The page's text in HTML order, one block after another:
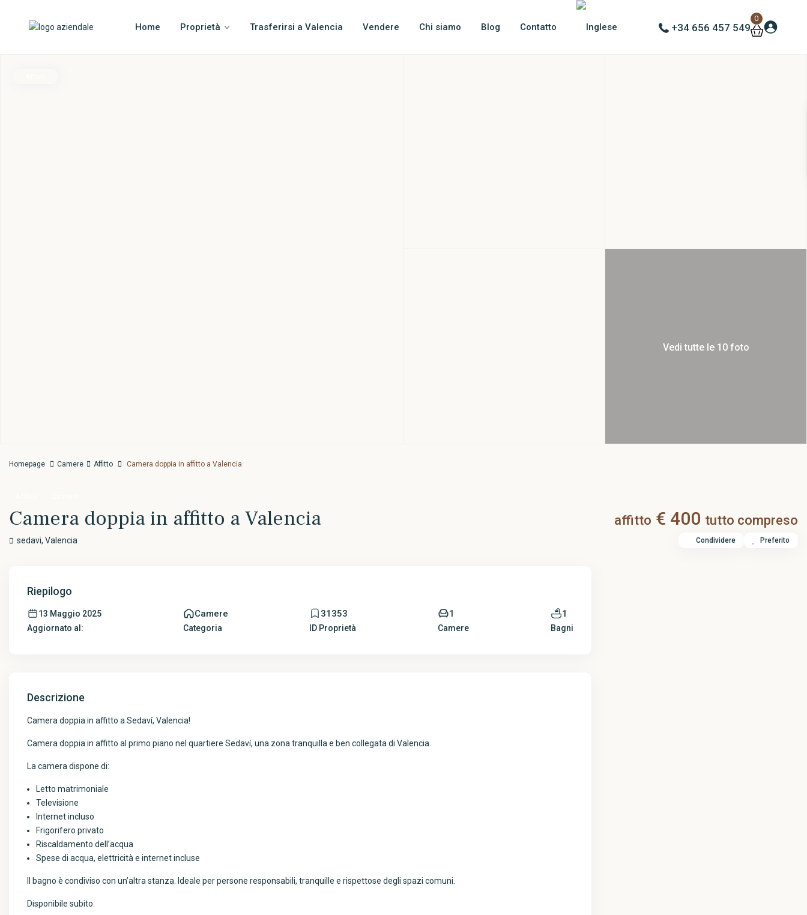
Home Proprietà Trasferirsi a Valencia Vendere Chi siamo Blog Contatto +34 656 457 549
0
Vedi tutte le 10 foto
Homepage Camere Affitto Camera doppia in affitto a Valencia
Camera doppia in affitto a Valencia affitto € 400 tutto compreso
sedavi, Valencia Condividere Preferito
Riepilogo
13 Maggio 2025
Aggiornato al:
Camere
Categoria
31353
ID Proprietà
1
Camere
1
Bagni
Descrizione
Camera doppia in affitto a Sedaví, Valencia!
Camera doppia in affitto al primo piano nel quartiere Sedaví, una zona tranquilla e ben collegata di Valencia.
La camera dispone di:
Letto matrimoniale
Televisione
Internet incluso
Frigorifero privato
Riscaldamento dell’acqua
Spese di acqua, elettricità e internet incluse
Il bagno è condiviso con un’altra stanza. Ideale per persone responsabili, tranquille e rispettose degli spazi comuni.
Disponibile subito.